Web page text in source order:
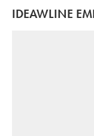
IDEAWLINE